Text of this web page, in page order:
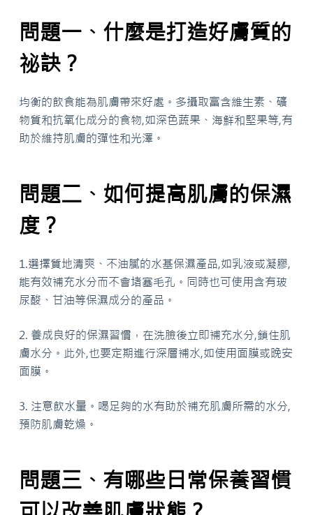
問題一、什麼是打造好膚質的
祕訣？
均衡的飲食能為肌膚帶來好處。多攝取富含維生素、礦
物質和抗氧化成分的食物,如深色蔬果、海鮮和堅果等,有
助於維持肌膚的彈性和光澤。
問題二、如何提高肌膚的保濕
度？
1.選擇質地清爽、不油膩的水基保濕產品,如乳液或凝膠,
能有效補充水分而不會堵塞毛孔。同時也可使用含有玻
尿酸、甘油等保濕成分的產品。
2. 養成良好的保濕習慣，在洗臉後立即補充水分,鎖住肌
膚水分。此外,也要定期進行深層補水,如使用面膜或晚安
面膜。
3. 注意飲水量。喝足夠的水有助於補充肌膚所需的水分,
預防肌膚乾燥。
問題三、有哪些日常保養習慣